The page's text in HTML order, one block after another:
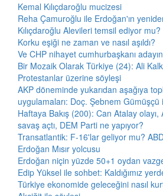
Kemal Kılıçdaroğlu mucizesi
Reha Çamuroğlu ile Erdoğan'ın
Kılıçdaroğlu Alevileri temsil ediyor mu?
Korku eşiği ne zaman ve nasıl aşıldı?
Ve CHP nihayet cumhurbaşkanı
Bir Mozaik Olarak Türkiye (24): Ali
Protestanlar üzerine söyleşi
AKP döneminde yukarıdan aşağıya
uygulamaları: Doç. Şebnem Gümüşçü
Haftaya Bakış (200): Can Atalay
savaş açtı, DEM Parti ne yapıyor?
Transatlantik: F-16'lar geliyor mu?
Erdoğan Mısır yolcusu
Erdoğan niçin yüzde 50+1 oydan
Edip Yüksel ile sohbet: Kaldığımız
Türkiye ekonomide geleceğini nasıl